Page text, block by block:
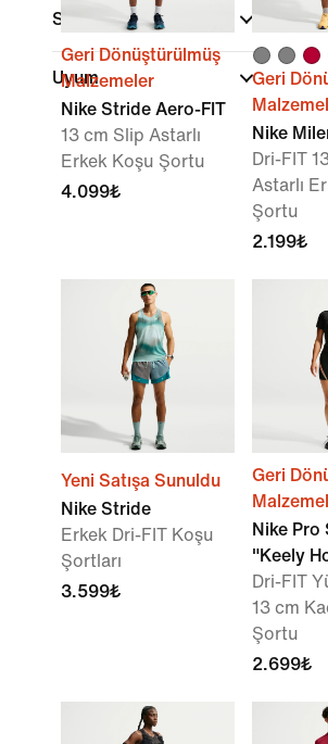
Spor
Uyum
Geri Dönüştürülmüş
Malzemeler
Nike Stride Aero-FIT
13 cm Slip Astarlı
Erkek Koşu Şortu
4.099₺
Geri
Nike
Dri-FIT
Astarlı
Şortu
2.199₺
Yeni Satışa Sunuldu
Nike Stride
Erkek Dri-FIT Koşu
Şortları
3.599₺
Geri
Nike Pro
"Keely
Dri-FIT
13 cm
Şortu
2.699₺